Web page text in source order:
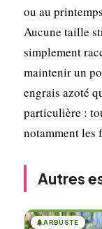
ou au
Aucune taille
simplement
maintenir un
engrais azoté
particulière :
notamment les
Autres
🌲ARBUSTE